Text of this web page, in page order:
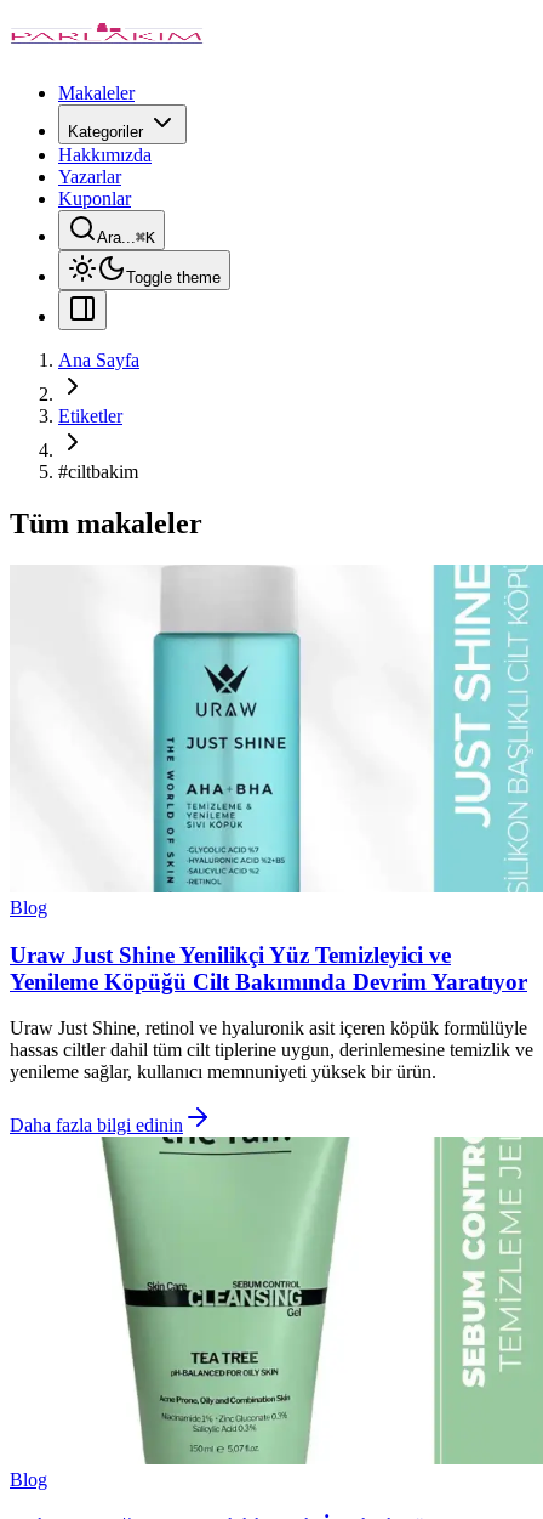
Makaleler
Kategoriler
Hakkımızda
Yazarlar
Kuponlar
Ara...⌘K
Toggle theme
Ana Sayfa
Etiketler
#ciltbakim
Tüm makaleler
Blog
Uraw Just Shine Yenilikçi Yüz Temizleyici ve
Yenileme Köpüğü Cilt Bakımında Devrim Yaratıyor
Uraw Just Shine, retinol ve hyaluronik asit içeren köpük formülüyle
hassas ciltler dahil tüm cilt tiplerine uygun, derinlemesine temizlik ve
yenileme sağlar, kullanıcı memnuniyeti yüksek bir ürün.
Daha fazla bilgi edinin
Blog